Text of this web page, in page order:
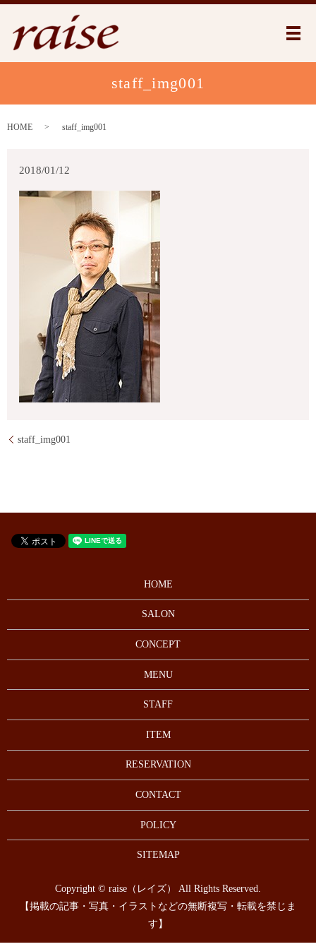
メ
staff_img001
HOME staff_img001
2018/01/12
staff_img001
HOME
SALON
CONCEPT
MENU
STAFF
ITEM
RESERVATION
CONTACT
POLICY
SITEMAP
Copyright © raise（レイズ） All Rights Reserved.
【掲載の記事・写真・イラストなどの無断複写・転載を禁じま
す】